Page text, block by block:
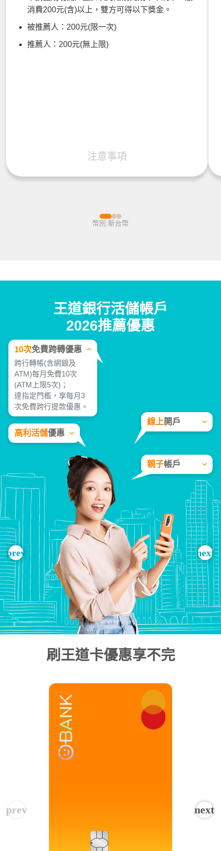
消費200元(含)以上，雙方可得以下獎金。
被推薦人：200元(限一次)
推薦人：200元(無上限)
注意事項
幣別:新台幣
王道銀行活儲帳戶
2026推薦優惠
高利活儲優惠
10次免費跨轉優惠
跨行轉帳(含網銀及
ATM)每月免費10次
(ATM上限5次)；
達指定門檻，享每月3
次免費跨行提款優惠。
線上開戶
親子帳戶
刷王道卡優惠享不完